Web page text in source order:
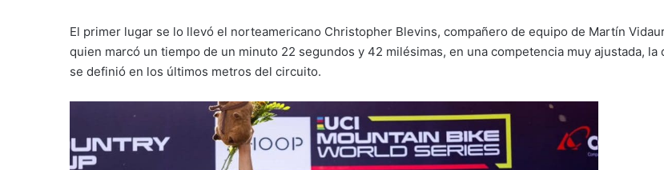
El primer lugar se lo llevó el norteamericano Christopher Blevins, compañero de equipo de Martín
quien marcó un tiempo de un minuto 22 segundos y 42 milésimas, en una competencia muy ajustada, la
se definió en los últimos metros del circuito.